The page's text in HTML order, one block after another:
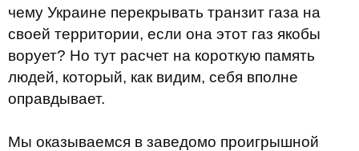
чему Украине перекрывать транзит газа на
своей территории, если она этот газ якобы
ворует? Но тут расчет на короткую память
людей, который, как видим, себя вполне
оправдывает.
Мы оказываемся в заведомо проигрышной